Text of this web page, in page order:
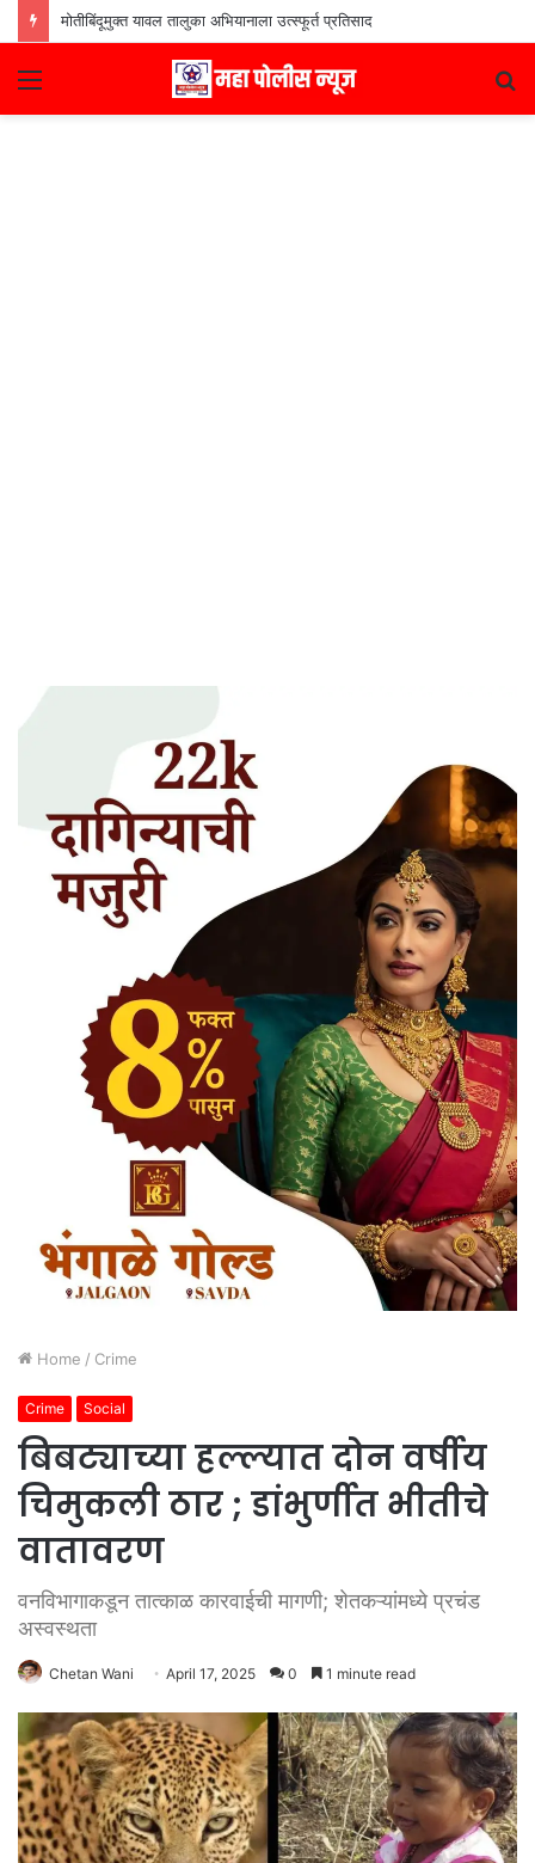
मोतीबिंदूमुक्त यावल तालुका अभियानाला उत्स्फूर्त प्रतिसाद
Menu
Home / Crime
Crime Social
बिबट्याच्या हल्ल्यात दोन वर्षीय
चिमुकली ठार ; डांभुर्णीत भीतीचे
वातावरण
वनविभागाकडून तात्काळ कारवाईची मागणी; शेतकऱ्यांमध्ये प्रचंड
अस्वस्थता
Chetan Wani April 17, 2025 0 1 minute read